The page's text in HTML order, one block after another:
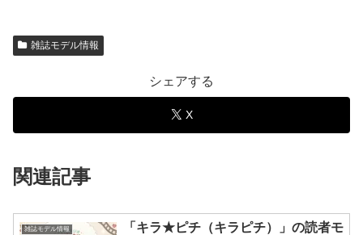
雑誌モデル情報
シェアする
X
関連記事
雑誌モデル情報
「キラ★ピチ（キラピチ）」の読者モ